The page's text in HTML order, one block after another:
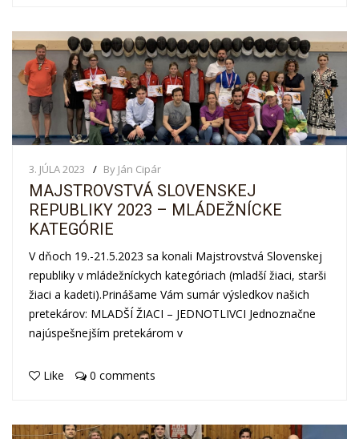
3. JÚLA 2023 By Ján Cipár
MAJSTROVSTVÁ SLOVENSKEJ
REPUBLIKY 2023 – MLÁDEŽNÍCKE
KATEGÓRIE
V dňoch 19.-21.5.2023 sa konali Majstrovstvá Slovenskej
republiky v mládežníckych kategóriach (mladší žiaci, starši
žiaci a kadeti).Prinášame Vám sumár výsledkov našich
pretekárov: MLADŠÍ ŽIACI – JEDNOTLIVCI Jednoznačne
najúspešnejším pretekárom v
Like 0 comments